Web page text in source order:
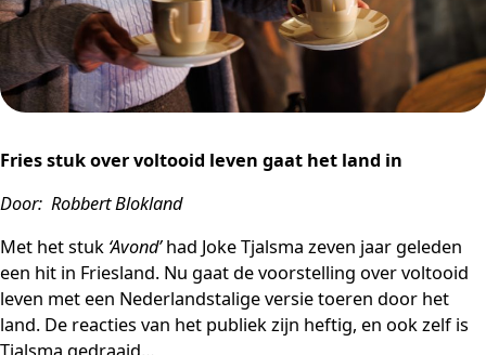
Fries stuk over voltooid leven gaat het land in
Door: Robbert Blokland
Met het stuk ‘Avond’had Joke Tjalsma zeven jaar geleden
een hit in Friesland. Nu gaat de voorstelling over voltooid
leven met een Nederlandstalige versie toeren door het
land. De reacties van het publiek zijn heftig, en ook zelf is